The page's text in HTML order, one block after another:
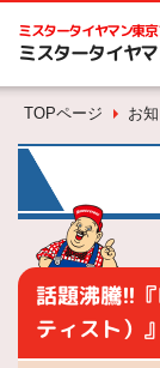
ミスタータイヤマン東
ミスタータイヤ
TOPページ お
話題沸騰!!
ティスト）